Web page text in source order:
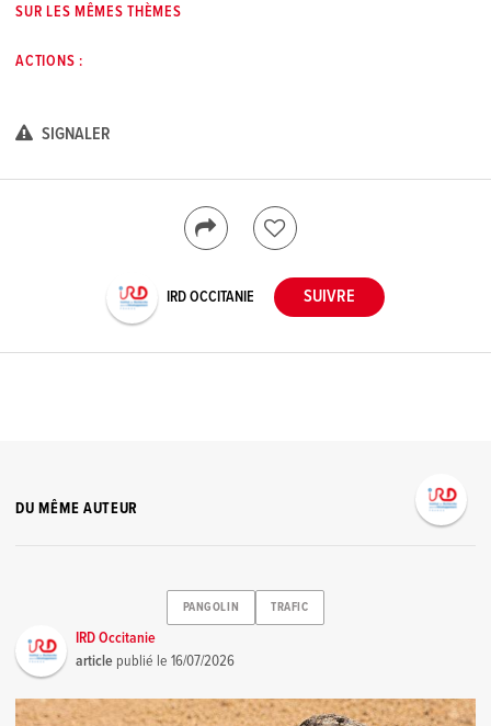
SUR LES MÊMES THÈMES
ACTIONS :
SIGNALER
IRD OCCITANIE
DU MÊME AUTEUR
PANGOLIN TRAFIC
IRD Occitanie
article publié le16/07/2026